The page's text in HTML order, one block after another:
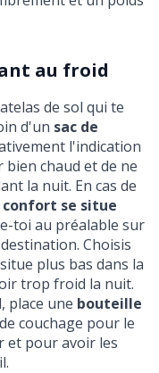
au froid
de sol qui te
d'un sac de
l'indication
bien chaud et de ne
la nuit. En cas de
confort se situe
toi au préalable sur
Choisis
plus bas dans la
trop froid la nuit.
place une bouteille
couchage pour le
et pour avoir les